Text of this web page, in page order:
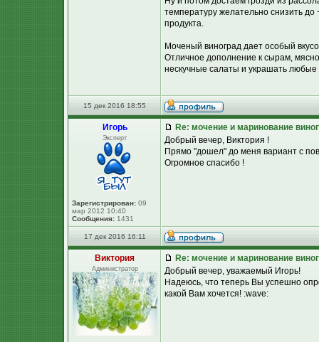
температуру желательно снизить
продукта.
Моченый виноград дает особый
Отличное дополнение к сырам,
нескучные салаты и украшать
15 дек 2016 18:55
Игорь
Эксперт
Зарегистрирован: 09
мар 2012 10:40
Сообщения: 1431
Re: мочение и маринование
Добрый вечер, Виктория !
Прямо "дошел" до меня вариант с
Огромное спасибо !
17 дек 2016 16:11
Виктория
Администратор
Re: мочение и маринование
Добрый вечер, уважаемый Игорь!
Надеюсь, что теперь Вы успешно
какой Вам хочется! :wave: